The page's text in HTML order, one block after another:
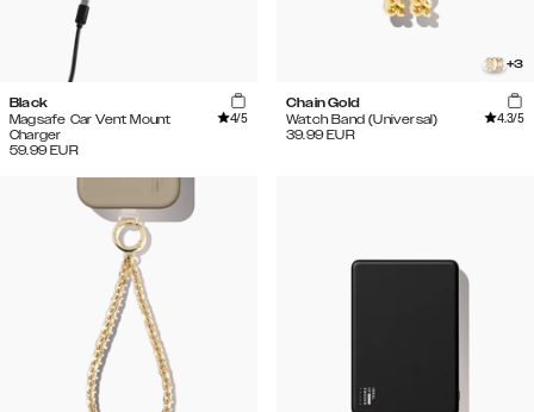
Black
Magsafe Car Vent Mount
Charger
4/5
59.99 EUR
+3
Chain Gold
Watch Band (Universal)
4.3/5
39.99 EUR